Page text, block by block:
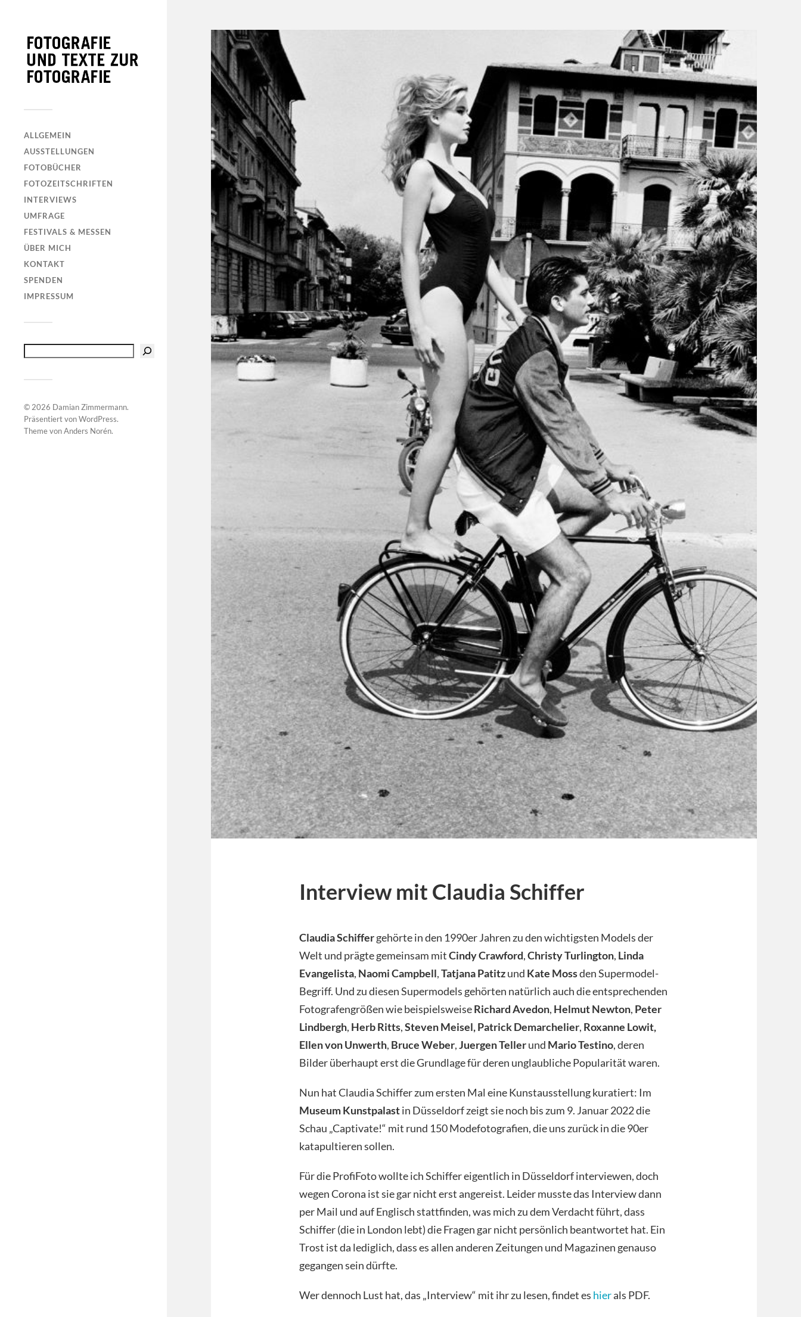
ALLGEMEIN
AUSSTELLUNGEN
FOTOBÜCHER
FOTOZEITSCHRIFTEN
INTERVIEWS
UMFRAGE
FESTIVALS & MESSEN
ÜBER MICH
KONTAKT
SPENDEN
IMPRESSUM
© 2026 Damian Zimmermann.
Präsentiert vonWordPress.
Theme vonAnders Norén.
Interview mit Claudia Schiffer
Claudia Schiffergehörte in den 1990er Jahren zu den wichtigsten Models der
Welt und prägte gemeinsam mitCindy Crawford,Christy Turlington, Linda
Evangelista, Naomi Campbell,Tatjana Patitzund Kate Mossden Supermodel-
Begriff. Und zu diesen Supermodels gehörten natürlich auch die entsprechenden
Fotografengrößen wie beispielsweiseRichard Avedon, Helmut Newton, Peter
Lindbergh, Herb Ritts,Steven Meisel, Patrick Demarchelier, Roxanne Lowit,
Ellen von Unwerth, Bruce Weber,Juergen Tellerund Mario Testino, deren
Bilder überhaupt erst die Grundlage für deren unglaubliche Popularität waren.
Nun hat Claudia Schiffer zum ersten Mal eine Kunstausstellung kuratiert: Im
Museum Kunstpalastin Düsseldorf zeigt sie noch bis zum 9. Januar 2022 die
Schau „Captivate!“ mit rund 150 Modefotografien, die uns zurück in die 90er
katapultieren sollen.
Für die ProfiFoto wollte ich Schiffer eigentlich in Düsseldorf interviewen, doch
wegen Corona ist sie gar nicht erst angereist. Leider musste das Interview dann
per Mail und auf Englisch stattfinden, was mich zu dem Verdacht führt, dass
Schiffer (die in London lebt) die Fragen gar nicht persönlich beantwortet hat. Ein
Trost ist da lediglich, dass es allen anderen Zeitungen und Magazinen genauso
gegangen sein dürfte.
Wer dennoch Lust hat, das „Interview“ mit ihr zu lesen, findet es hierals PDF.